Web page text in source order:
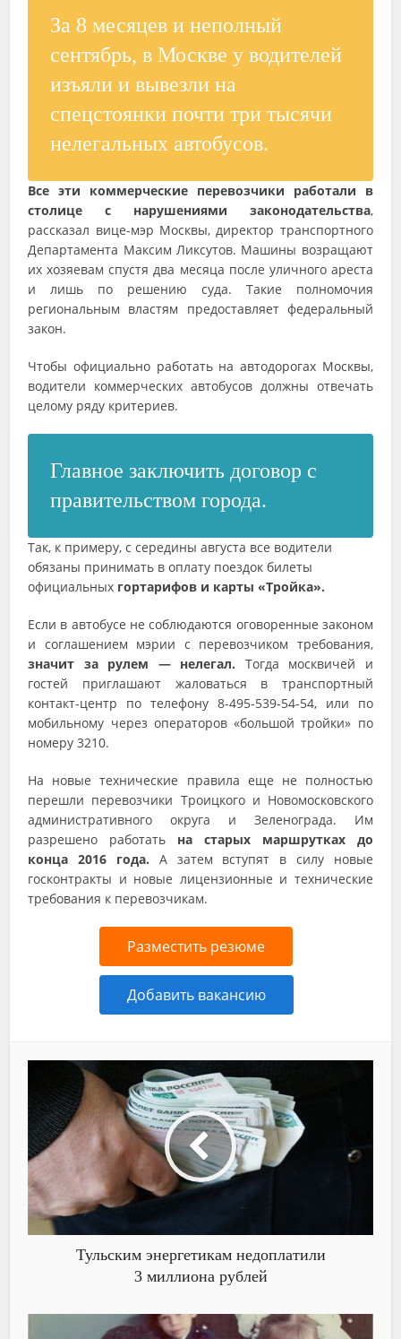
За 8 месяцев и неполный
сентябрь, в Москве у водителей
изъяли и вывезли на
спецстоянки почти три тысячи
нелегальных автобусов.
Все эти коммерческие перевозчики работали в
столице с нарушениями законодательства,
рассказал вице-мэр Москвы, директор транспортного
Департамента Максим Ликсутов. Машины возращают
их хозяевам спустя два месяца после уличного ареста
и лишь по решению суда. Такие полномочия
региональным властям предоставляет федеральный
закон.
Чтобы официально работать на автодорогах Москвы,
водители коммерческих автобусов должны отвечать
целому ряду критериев.
Главное заключить договор с
правительством города.
Так, к примеру, с середины августа все водители
обязаны принимать в оплату поездок билеты
официальных гортарифов и карты «Тройка».
Если в автобусе не соблюдаются оговоренные законом
и соглашением мэрии с перевозчиком требования,
значит за рулем — нелегал. Тогда москвичей и
гостей приглашают жаловаться в транспортный
контакт-центр по телефону 8-495-539-54-54, или по
мобильному через операторов «большой тройки» по
номеру 3210.
На новые технические правила еще не полностью
перешли перевозчики Троицкого и Новомосковского
административного округа и Зеленограда. Им
разрешено работать на старых маршрутках до
конца 2016 года. А затем вступят в силу новые
госконтракты и новые лицензионные и технические
требования к перевозчикам.
Разместить резюме
Добавить вакансию
Тульским энергетикам недоплатили
3 миллиона рублей